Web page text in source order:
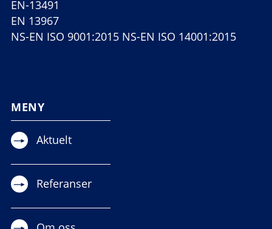
EN-13491
EN 13967
NS-EN ISO 9001:2015 NS-EN ISO 14001:2015
MENY
Aktuelt
Referanser